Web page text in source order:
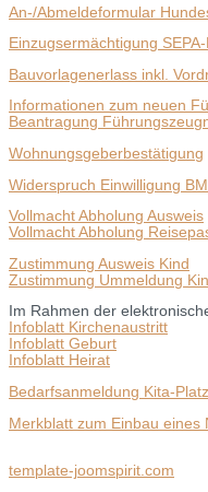
An-/Abmeldeformular
Einzugsermächtigung
Bauvorlagenerlass inkl.
Informationen zum neuen
Beantragung
Wohnungsgeberbestätigung
Widerspruch Einwilligung
Vollmacht Abholung Ausweis
Vollmacht Abholung
Zustimmung Ausweis Kind
Zustimmung Ummeldung
Im Rahmen der
Infoblatt Kirchenaustritt
Infoblatt Geburt
Infoblatt Heirat
Bedarfsanmeldung Kita-Platz
Merkblatt zum Einbau eines
template-joomspirit.com